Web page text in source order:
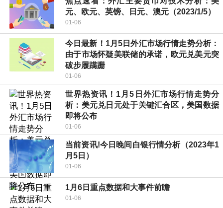
元、欧元、英镑、日元、澳元（2023/1/5）
01-06
今日最新！1月5日外汇市场行情走势分析：
由于市场怀疑美联储的承诺，欧元兑美元突
破步履蹒跚
01-06
世界热资讯！1月5日外汇市场行情走势分
析：美元兑日元处于关键汇合区，美国数据
即将公布
01-06
当前资讯!今日晚间白银行情分析（2023年1
月5日）
01-06
1月6日重点数据和大事件前瞻
01-06